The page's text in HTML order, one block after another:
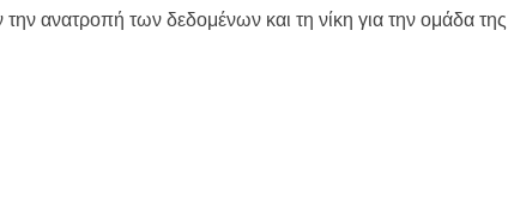
ανατροπή των δεδομένων και τη νίκη για την ομάδα της